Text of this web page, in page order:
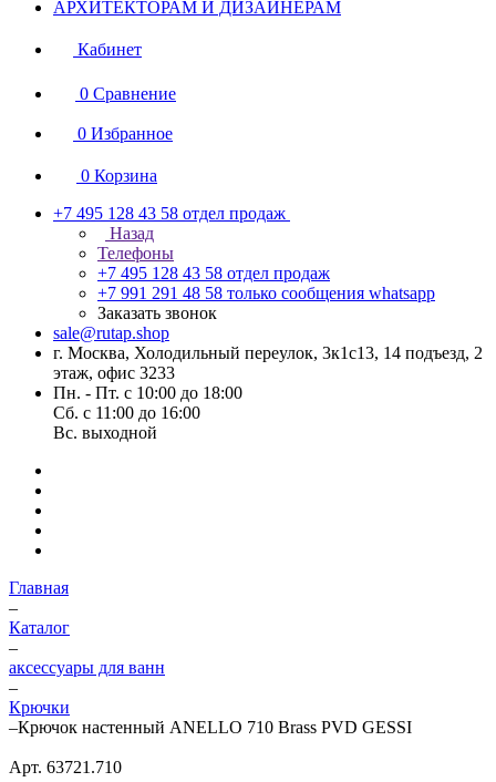
АРХИТЕКТОРАМ И ДИЗАЙНЕРАМ
Кабинет
0 Сравнение
0 Избранное
0 Корзина
+7 495 128 43 58 отдел продаж
Назад
Телефоны
+7 495 128 43 58 отдел продаж
+7 991 291 48 58 только сообщения whatsapp
Заказать звонок
sale@rutap.shop
г. Москва, Холодильный переулок, 3к1с13, 14 подъезд, 2
этаж, офис 3233
Пн. - Пт. с 10:00 до 18:00
Сб. с 11:00 до 16:00
Вс. выходной
Главная
–
Каталог
–
аксессуары для ванн
–
Крючки
–Крючок настенный ANELLO 710 Brass PVD GESSI
Арт. 63721.710